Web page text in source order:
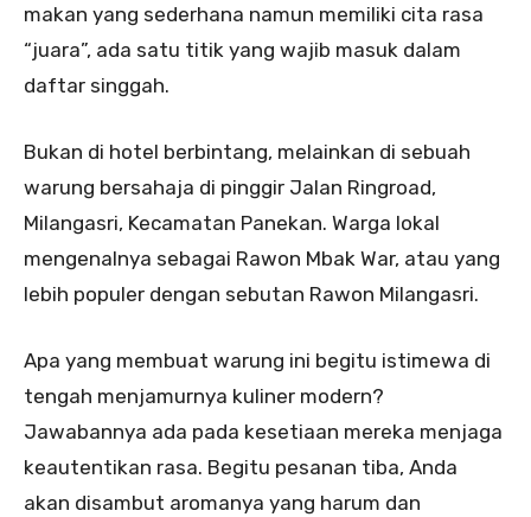
makan yang sederhana namun memiliki cita rasa
“juara”, ada satu titik yang wajib masuk dalam
daftar singgah.
Bukan di hotel berbintang, melainkan di sebuah
warung bersahaja di pinggir Jalan Ringroad,
Milangasri, Kecamatan Panekan. Warga lokal
mengenalnya sebagai Rawon Mbak War, atau yang
lebih populer dengan sebutan Rawon Milangasri.
Apa yang membuat warung ini begitu istimewa di
tengah menjamurnya kuliner modern?
Jawabannya ada pada kesetiaan mereka menjaga
keautentikan rasa. Begitu pesanan tiba, Anda
akan disambut aromanya yang harum dan